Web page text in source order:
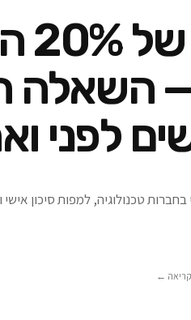
— השאלה
לפני
טכנולוגיה, למפות סיכון
←